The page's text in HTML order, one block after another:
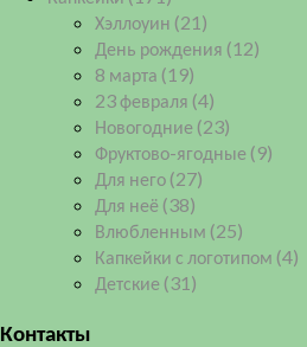
Хэллоуин (21)
День рождения (12)
8 марта (19)
23 февраля (4)
Новогодние (23)
Фруктово-ягодные (9)
Для него (27)
Для неё (38)
Влюбленным (25)
Капкейки с логотипом (4)
Детские (31)
Контакты